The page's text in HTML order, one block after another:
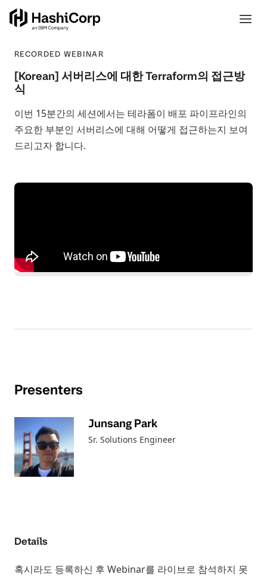
RECORDED WEBINAR
[Korean] 서버리스에 대한 Terraform의 접근방
식
이번 15분간의 세션에서는 테라폼이 배포 파이프라인의
주요한 부분인 서버리스에 대해 어떻게 접근하는지 보여
드리고자 합니다.
Details
혹시라도 등록하신 후 Webinar를 라이브로 참석하지 못
Presenters
Junsang Park
Sr. Solutions Engineer